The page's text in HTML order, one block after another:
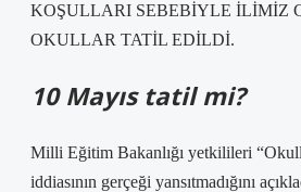
KOŞULLARI SEBEBİYLE İLİMİZ
OKULLAR TATİL EDİLDİ.
10 Mayıs tatil mi?
Milli Eğitim Bakanlığı yetkilileri
iddiasının gerçeği yansıtmadığını